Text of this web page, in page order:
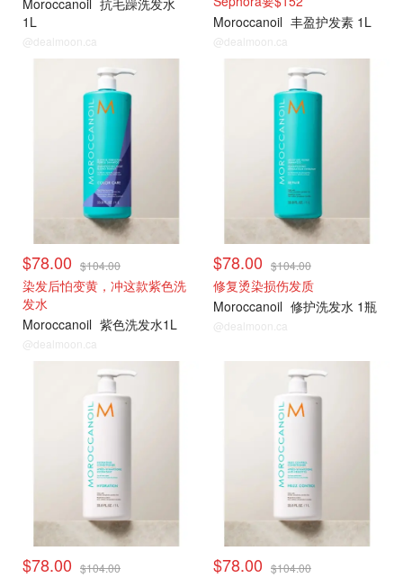
Moroccanoil 抗毛躁洗发水
1L
@dealmoon.ca
Moroccanoil 丰盈护发素 1L
@dealmoon.ca
$78.00 $104.00
染发后怕变黄，冲这款紫色洗
发水
Moroccanoil 紫色洗发水1L
@dealmoon.ca
$78.00 $104.00
修复烫染损伤发质
Moroccanoil 修护洗发水 1瓶
@dealmoon.ca
$78.00 $104.00 $78.00 $104.00